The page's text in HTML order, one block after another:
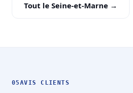
Tout le Seine-et-Marne →
05AVIS CLIENTS